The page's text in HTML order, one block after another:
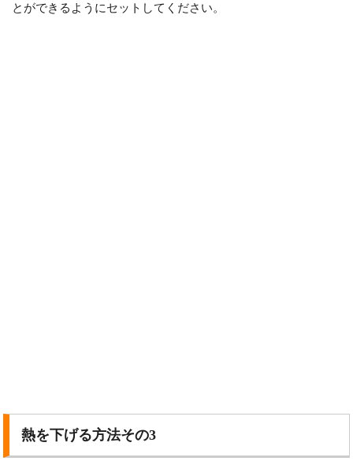
とができるようにセットしてください。
熱を下げる方法その3